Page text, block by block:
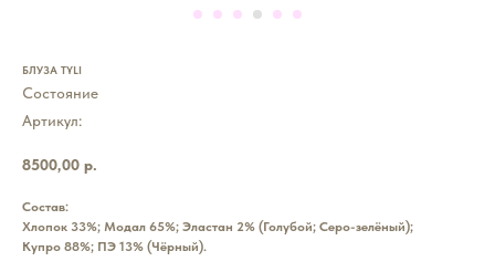
БЛУЗА TYLI
Состояние
Артикул:
8500,00 р.
Состав:
Хлопок 33%; Модал 65%; Эластан 2% (Голубой; Серо-зелёный);
Купро 88%; ПЭ 13% (Чёрный).